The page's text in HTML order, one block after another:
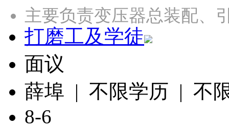
主要负责变压器总装配
打磨工及学徒
面议
薛埠 | 不限学历 | 不
8-6